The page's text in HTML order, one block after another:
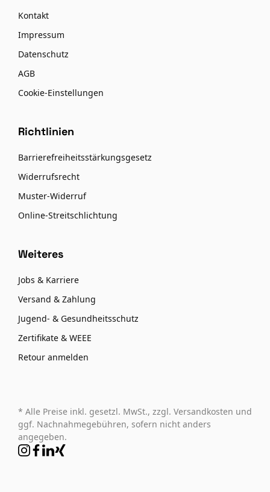
Kontakt
Impressum
Datenschutz
AGB
Cookie-Einstellungen
Richtlinien
Barrierefreiheitsstärkungsgesetz
Widerrufsrecht
Muster-Widerruf
Online-Streitschlichtung
Weiteres
Jobs & Karriere
Versand & Zahlung
Jugend- & Gesundheitsschutz
Zertifikate & WEEE
Retour anmelden
* Alle Preise inkl. gesetzl. MwSt., zzgl. Versandkosten und
ggf. Nachnahmegebühren, sofern nicht anders
angegeben.